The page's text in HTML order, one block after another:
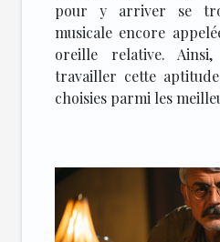
pour y arriver se
musicale encore
oreille relative.
travailler cette
choisies parmi les